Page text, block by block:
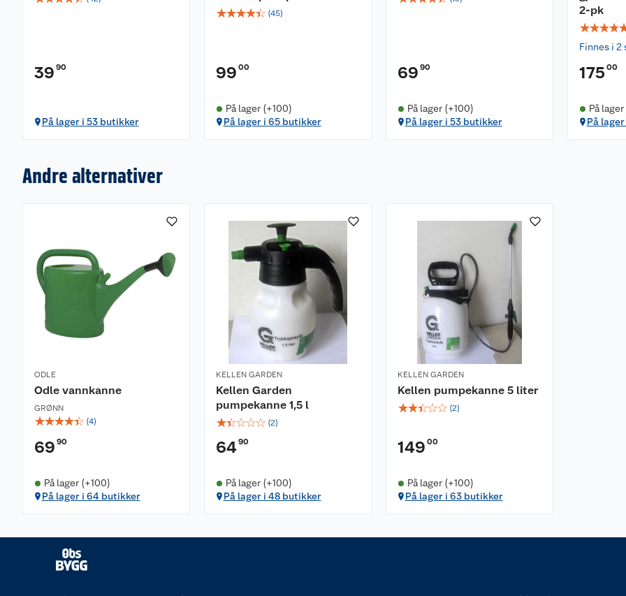
39 90
På lager i 53 butikker
☆☆☆☆☆ (45)
99 00
På lager (+100)
På lager i 65 butikker
69 90
På lager (+100)
På lager i 53 butikker
2-pk
☆☆☆☆
Finnes i 2
175 00
På lager
På
Andre alternativer
ODLE
Odle vannkanne
GRØNN
☆☆☆☆☆ (4)
69 90
På lager (+100)
På lager i 64 butikker
KELLEN GARDEN
Kellen Garden
pumpekanne 1,5 l
☆☆☆☆☆ (2)
6490
På lager (+100)
På lager i 48 butikker
KELLEN GARDEN
Kellen pumpekanne 5 liter
☆☆☆☆☆ (2)
149 00
På lager (+100)
På lager i 63 butikker